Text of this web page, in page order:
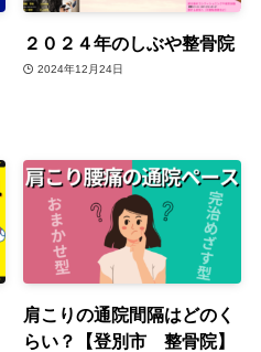
２０２４年のしぶや整骨院
2024年12月24日
肩こりの通院間隔はどのく
らい？【登別市 整骨院】